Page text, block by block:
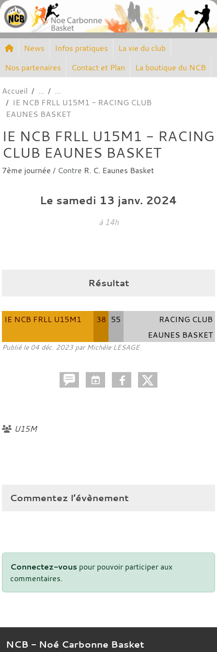
News Infos pratiques
La vie du club
Nos partenaires
Contact et Plan La boutique du NCB
Accueil
IE NCB FRLL U15M1 - RACING CLUB
EAUNES BASKET
IE NCB FRLL U15M1 - RACING
CLUB EAUNES BASKET
7ème journée / Contre R. C. Eaunes Basket
Le samedi 13 janv. 2024
à 14h
Résultat
IE NCB FRLL U15M1 38 55
RACING CLUB
EAUNES BASKET
Publié le 04 déc. 2023par Michèle LESAGE
U15M
Commentez l’évènement
Connectez-vous pour pouvoir participer aux
commentaires.
NCB - Noé Carbonne Basket
Panneau de gestion des cookies